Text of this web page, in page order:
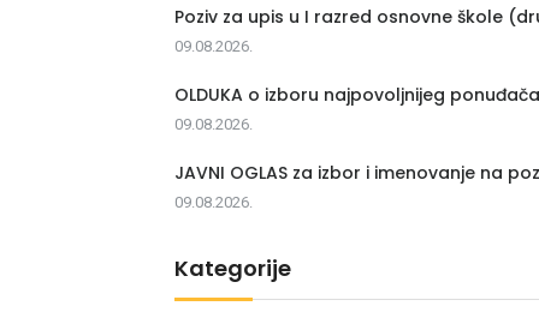
Poziv za upis u I razred osnovne škole
09.08.2026.
OLDUKA o izboru najpovoljnijeg
09.08.2026.
JAVNI OGLAS za izbor i imenovanje na
09.08.2026.
Kategorije